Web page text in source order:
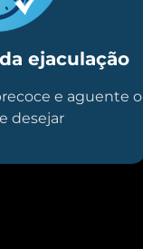
ejaculação
e aguente o
desejar